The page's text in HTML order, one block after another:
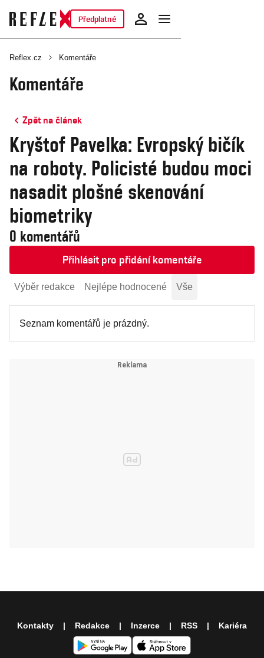
Předplatné
Reflex.cz Komentáře
Komentáře
Zpět na článek
Kryštof Pavelka: Evropský bičík
na roboty. Policisté budou moci
nasadit plošné skenování
biometriky
0 komentářů
Přihlásit pro přidání komentáře
Výběr redakce Nejlépe hodnocené Vše
Seznam komentářů je prázdný.
Kontakty Redakce Inzerce RSS Kariéra